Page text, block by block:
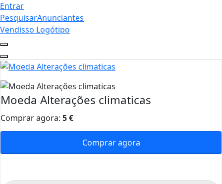
Entrar
PesquisarAnunciantes
Vendisso Logótipo
Moeda Alterações climaticas
Comprar agora: 5€
Comprar agora